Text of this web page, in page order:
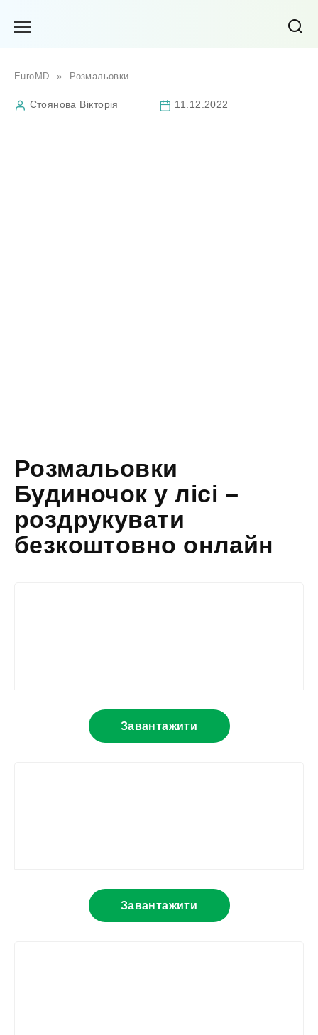
EuroMD » Розмальовки
Стоянова Вікторія 11.12.2022
Розмальовки
Будиночок у лісі –
роздрукувати
безкоштовно онлайн
Завантажити
Завантажити